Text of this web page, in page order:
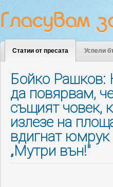
Статии от пресата Успели
Бойко Рашков:
да повярвам,
същият човек,
излезе на
вдигнат юмрук
„Мутри вън!"